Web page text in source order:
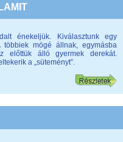
énekeljük. Kiválasztunk egy
mögé állnak, egymásba
előttük álló gyermek derekát.
a „süteményt”.